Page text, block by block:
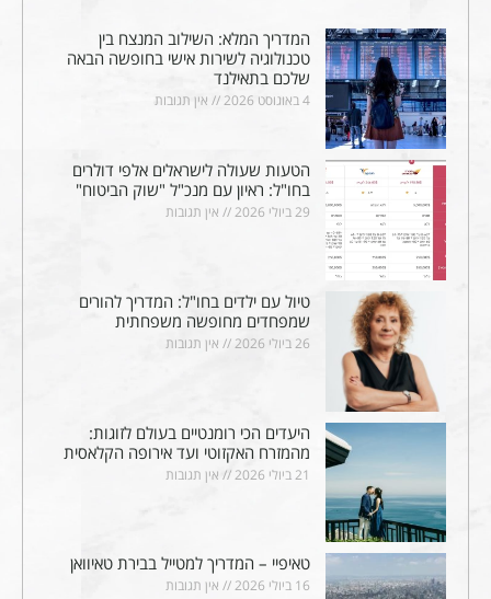
המדריך המלא: השילוב המנצח בין
טכנולוגיה לשירות אישי בחופשה הבאה
שלכם בתאילנד
אין תגובות
הטעות שעולה לישראלים אלפי דולרים
בחו"ל: ראיון עם מנכ"ל "שוק הביטוח"
29 ביולי 2026 אין תגובות
טיול עם ילדים בחו"ל: המדריך להורים
שמפחדים מחופשה משפחתית
26 ביולי 2026 אין תגובות
היעדים הכי רומנטיים בעולם לזוגות:
מהמזרח האקזוטי ועד אירופה הקלאסית
21 ביולי 2026 אין תגובות
טאיפיי – המדריך למטייל בבירת טאיוואן
16 ביולי 2026 אין תגובות